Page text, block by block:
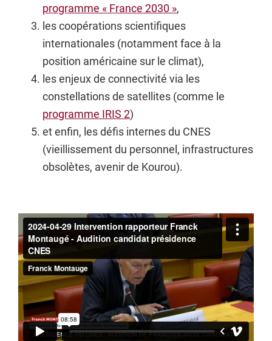
programme « France 2030 »,
les coopérations scientifiques
internationales (notamment face à la
position américaine sur le climat),
les enjeux de connectivité via les
constellations de satellites (comme le
programme IRIS 2)
et enfin, les défis internes du CNES
(vieillissement du personnel, infrastructures
obsolètes, avenir de Kourou).